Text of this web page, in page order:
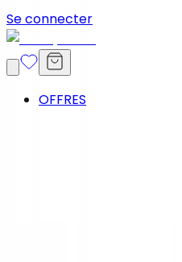
Se connecter
OFFRES